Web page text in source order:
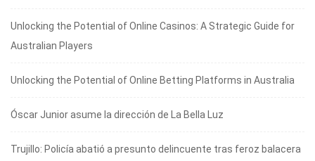
Unlocking the Potential of Online Casinos: A Strategic Guide for
Australian Players
Unlocking the Potential of Online Betting Platforms in Australia
Óscar Junior asume la dirección de La Bella Luz
Trujillo: Policía abatió a presunto delincuente tras feroz balacera